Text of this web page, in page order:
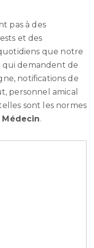
pas à des
et des
que notre
demandent de
notifications de
personnel amical
sont les normes
Médecin.